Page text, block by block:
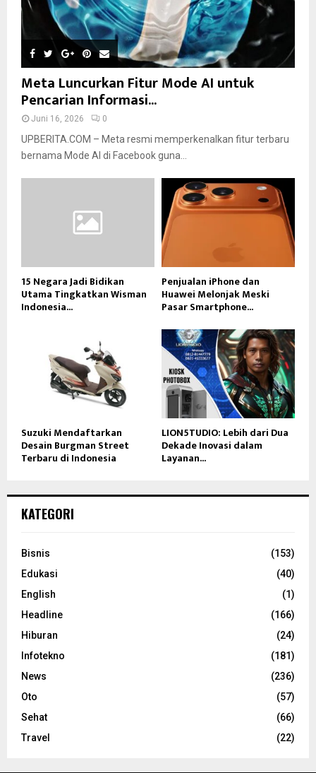
Meta Luncurkan Fitur Mode AI untuk
Pencarian Informasi...
Juni 16, 2026 0
UPBERITA.COM – Meta resmi memperkenalkan fitur terbaru
bernama Mode AI di Facebook guna...
15 Negara Jadi Bidikan
Utama Tingkatkan Wisman
Indonesia...
Penjualan iPhone dan
Huawei Melonjak Meski
Pasar Smartphone...
Suzuki Mendaftarkan
Desain Burgman Street
Terbaru di Indonesia
LION5TUDIO: Lebih dari Dua
Dekade Inovasi dalam
Layanan...
KATEGORI
Bisnis
(153)
Edukasi
(40)
English
(1)
Headline
(166)
Hiburan
(24)
Infotekno
(181)
News
(236)
Oto
(57)
Sehat
(66)
Travel
(22)